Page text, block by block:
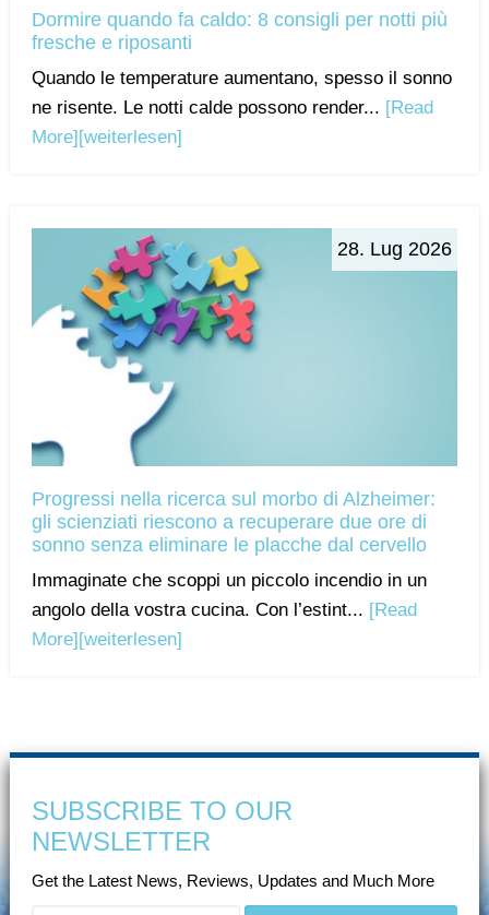
Dormire quando fa caldo: 8 consigli per notti più
fresche e riposanti
Quando le temperature aumentano, spesso il sonno
ne risente. Le notti calde possono render... [Read
More] [weiterlesen]
28. Lug 2026
Progressi nella ricerca sul morbo di Alzheimer:
gli scienziati riescono a recuperare due ore di
sonno senza eliminare le placche dal cervello
Immaginate che scoppi un piccolo incendio in un
angolo della vostra cucina. Con l’estint... [Read
More][weiterlesen]
SUBSCRIBE TO OUR
NEWSLETTER
Get the Latest News, Reviews, Updates and Much More